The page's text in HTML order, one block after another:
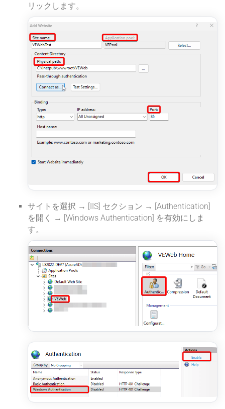
リックします。
サイトを選択 → [IIS] セクション → [Authentication]
を開く → [Windows Authentication] を有効にしま
す。